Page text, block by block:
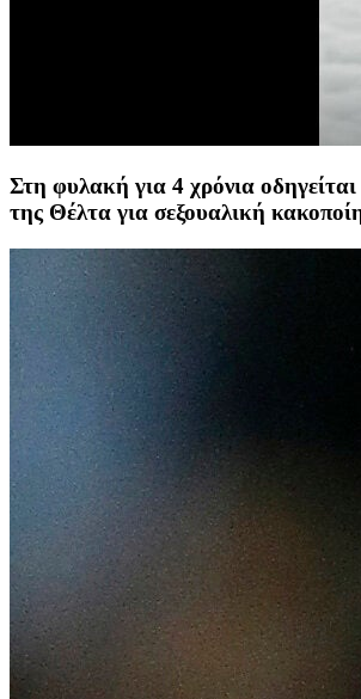
Στη φυλακή για 4 χρόνια
της Θέλτα για σεξουαλική